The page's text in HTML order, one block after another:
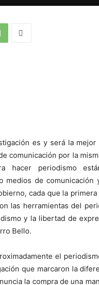
es y será la
comunicación por la
hacer periodismo
medios de
cada que la
las herramientas del
y la libertad de
Bello.
el
que marcaron la
la compra de una